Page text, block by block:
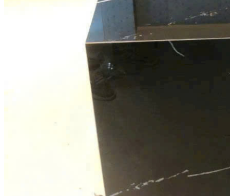
Tranh Đá Marble Đối Xứng
Tranh Đá Sơn Thủy Xuyên Sáng
Tranh Đá Thạch Anh Đối Xứng
Tranh Đá Xuyên Sáng Onyx
Vách Tivi ỐP Đá Cao Cấp
Chưa có sản phẩm trong giỏ hàng.